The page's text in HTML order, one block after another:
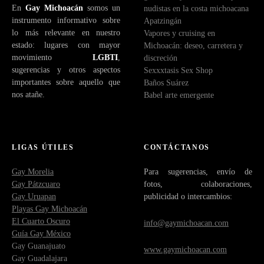
t
r
ó
n
i
c
o
En Gay Michoacán somos un
instrumento informativo sobre
lo más relevante en nuestro
estado: lugares con mayor
movimiento LGBTI,
sugerencias y otros aspectos
importantes sobre aquello que
nos atañe.
nudistas en la costa michoacana
Apatzingán
Vapores y cruising en
Michoacán: deseo, carretera y
discreción
Sexxxtasis Sex Shop
Baños Suárez
Babel arte emergente
LIGAS ÚTILES
Gay Morelia
Gay Pátzcuaro
Gay Uruapan
Playas Gay Michoacán
El Cuarto Oscuro
Guía Gay México
Gay Guanajuato
Gay Guadalajara
CONTÁCTANOS
Para sugerencias, envío de
fotos, colaboraciones,
publicidad o intercambios:
info@gaymichoacan.com
www.gaymichoacan.com